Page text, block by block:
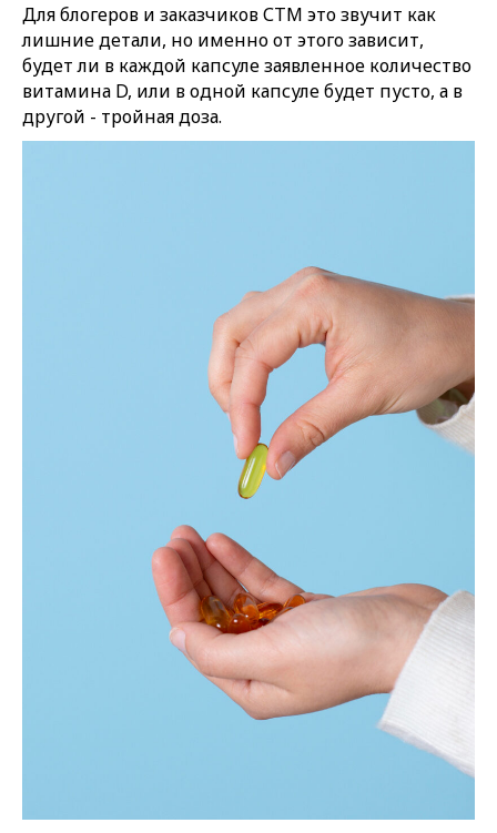
Для блогеров и заказчиков СТМ это звучит как
лишние детали, но именно от этого зависит,
будет ли в каждой капсуле заявленное количество
витамина D, или в одной капсуле будет пусто, а в
другой - тройная доза.